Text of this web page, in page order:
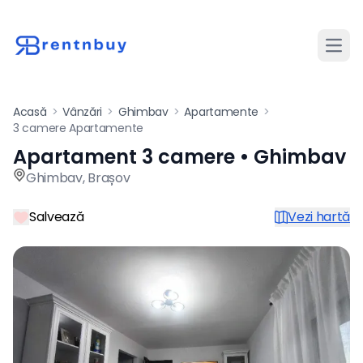
Acasă > Vânzări > Ghimbav > Apartamente >
3 camere Apartamente
Apartament de vânzare cu
Apartament 3 camere • Ghimbav
Ghimbav,Brașov
Salvează Vezi hartă